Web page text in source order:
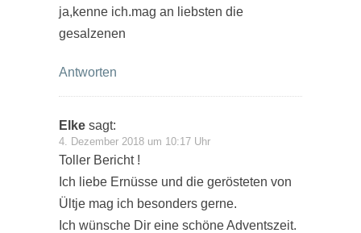
ja,kenne ich.mag an liebsten die
gesalzenen
Antworten
Elke sagt:
4. Dezember 2018 um 10:17 Uhr
Toller Bericht !
Ich liebe Ernüsse und die gerösteten von
Ültje mag ich besonders gerne.
Ich wünsche Dir eine schöne Adventszeit.